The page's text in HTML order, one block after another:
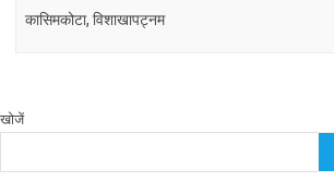
कासिमकोटा, विशाखापट्नम
खोजें